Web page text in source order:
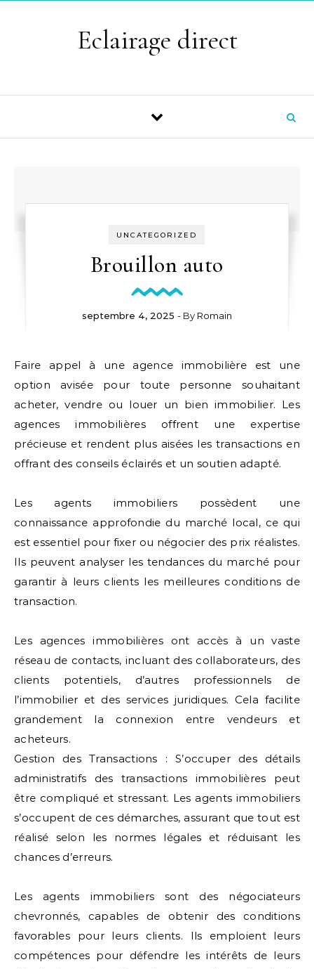
Eclairage direct
UNCATEGORIZED
Brouillon auto
septembre 4, 2025 - By Romain
Faire appel à une agence immobilière est une
option avisée pour toute personne souhaitant
acheter, vendre ou louer un bien immobilier. Les
agences immobilières offrent une expertise
précieuse et rendent plus aisées les transactions en
offrant des conseils éclairés et un soutien adapté.
Les agents immobiliers possèdent une
connaissance approfondie du marché local, ce qui
est essentiel pour fixer ou négocier des prix réalistes.
Ils peuvent analyser les tendances du marché pour
garantir à leurs clients les meilleures conditions de
transaction.
Les agences immobilières ont accès à un vaste
réseau de contacts, incluant des collaborateurs, des
clients potentiels, d’autres professionnels de
l’immobilier et des services juridiques. Cela facilite
grandement la connexion entre vendeurs et
acheteurs.
Gestion des Transactions : S’occuper des détails
administratifs des transactions immobilières peut
être compliqué et stressant. Les agents immobiliers
s’occupent de ces démarches, assurant que tout est
réalisé selon les normes légales et réduisant les
chances d’erreurs.
Les agents immobiliers sont des négociateurs
chevronnés, capables de obtenir des conditions
favorables pour leurs clients. Ils emploient leurs
compétences pour défendre les intérêts de leurs